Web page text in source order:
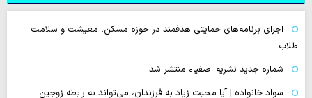
اجرای برنامه‌های حمایتی هدفمند در حوزه مسکن، معیشت و سلامت
طلاب
شماره جدید نشریه اصفیاء منتشر شد
سواد خانواده | آیا محبت زیاد به فرزندان، می‌تواند به رابطه زوجین